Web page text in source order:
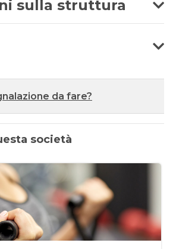
sulla struttura
da fare?
società